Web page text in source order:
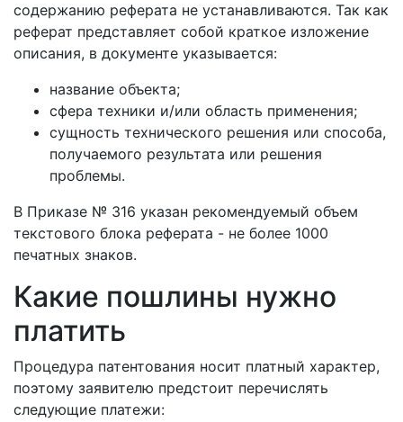
содержанию реферата не устанавливаются. Так как
реферат представляет собой краткое изложение
описания, в документе указывается:
название объекта;
сфера техники и/или область применения;
сущность технического решения или способа,
получаемого результата или решения
проблемы.
В Приказе № 316 указан рекомендуемый объем
текстового блока реферата - не более 1000
печатных знаков.
Какие пошлины нужно
платить
Процедура патентования носит платный характер,
поэтому заявителю предстоит перечислять
следующие платежи: